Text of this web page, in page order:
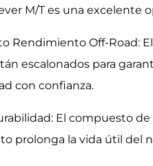
M/T es una excelente
Rendimiento Off-Road:
escalonados para
con confianza.
El compuesto
prolonga la vida útil del